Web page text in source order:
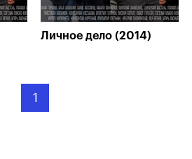
Личное дело (2014)
1